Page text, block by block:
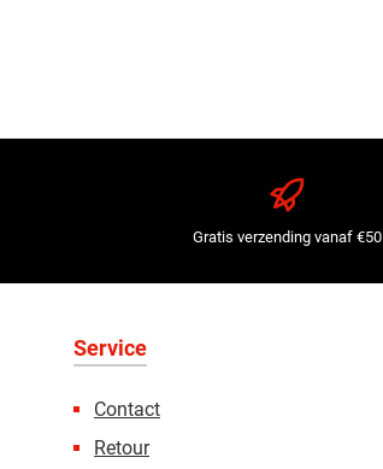
Gratis verzending vanaf €50
Service
Contact
Retour